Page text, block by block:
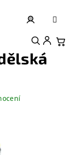
Přihlášení